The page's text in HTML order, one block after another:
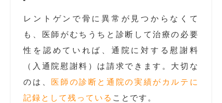
レントゲンで骨に異常が見つからなくて
も、医師がむちうちと診断して治療の必要
性を認めていれば、通院に対する慰謝料
（入通院慰謝料）は請求できます。大切な
のは、
医師の診断と通院の実績がカルテに
記録として残っている ことです。